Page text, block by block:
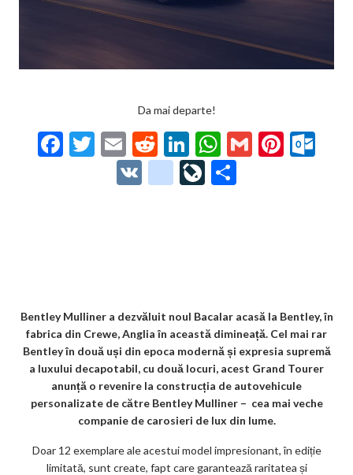
Da mai departe!
F T
w
itt
E
m
ai
R
e
d
Li
n
ke
W
h
at
G Pi
V
g
o
o
k
m
ar
ks
Li
Bentley Mulliner a dezvăluit noul Bacalar acasă la Bentley, în
fabrica din Crewe, Anglia în această dimineață. Cel mai rar
Bentley în două uși din epoca modernă și expresia supremă
a luxului decapotabil, cu două locuri, acest Grand Tourer
anunță o revenire la construcția de autovehicule
personalizate de către Bentley Mulliner – cea mai veche
companie de carosieri de lux din lume.
Doar 12 exemplare ale acestui model impresionant, în ediție
limitată, sunt create, fapt care garantează raritatea și